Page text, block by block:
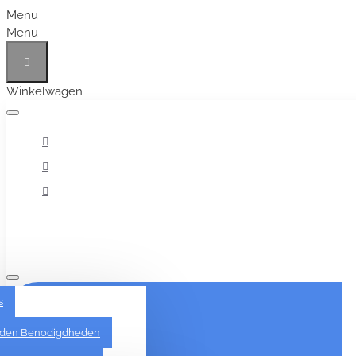
Menu
Menu
Winkelwagen
Alles
Benodigdheden